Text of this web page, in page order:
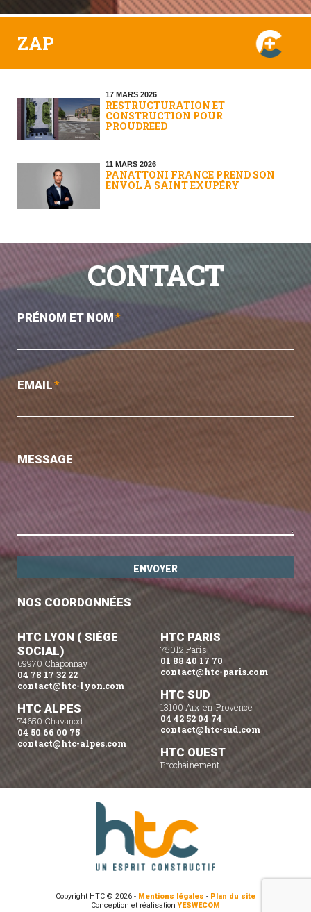
ZAP
17 MARS 2026
RESTRUCTURATION ET
CONSTRUCTION POUR
PROUDREED
11 MARS 2026
PANATTONI FRANCE PREND SON
ENVOL À SAINT EXUPÉRY
CONTACT
PRÉNOM ET NOM*
EMAIL*
MESSAGE
NOS COORDONNÉES
HTC LYON ( SIÈGE
SOCIAL)
69970 Chaponnay
04 78 17 32 22
contact@htc-lyon.com
HTC ALPES
74650 Chavanod
04 50 66 00 75
contact@htc-alpes.com
HTC PARIS
75012 Paris
01 88 40 17 70
contact@htc-paris.com
HTC SUD
13100 Aix-en-Provence
04 42 52 04 74
contact@htc-sud.com
HTC OUEST
Prochainement
Copyright HTC © 2026 - Mentions légales - Plan du site
Conception et réalisationYESWECOM